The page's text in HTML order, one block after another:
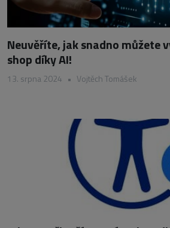
Neuvěříte, jak snadno můžete
shop díky AI!
13. srpna 2024 • Vojtěch Tomášek